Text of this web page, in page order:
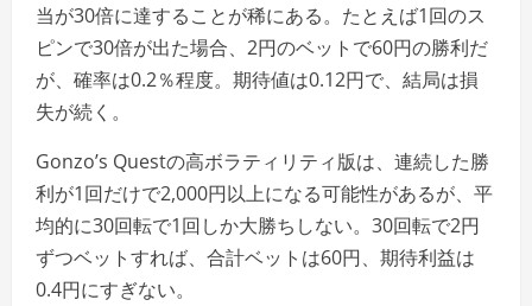
当が30倍に達することが稀にある。たとえば1回のス
ピンで30倍が出た場合、2円のベットで60円の勝利だ
が、確率は0.2％程度。期待値は0.12円で、結局は損
失が続く。
Gonzo’s Questの高ボラティリティ版は、連続した勝
利が1回だけで2,000円以上になる可能性があるが、平
均的に30回転で1回しか大勝ちしない。30回転で2円
ずつベットすれば、合計ベットは60円、期待利益は
0.4円にすぎない。